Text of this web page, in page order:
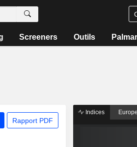
Screeners Outils
Rapport PDF
Indices Europe